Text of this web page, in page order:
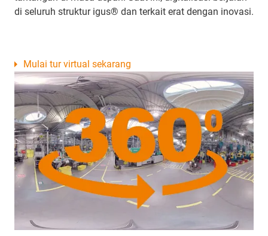
di seluruh struktur igus® dan terkait erat dengan inovasi.
Mulai tur virtual sekarang